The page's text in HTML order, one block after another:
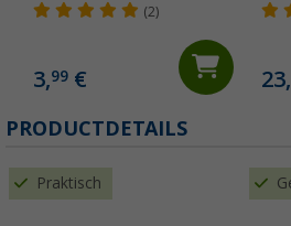
(2)
3,99 € 23,
PRODUCTDETAILS
Praktisch